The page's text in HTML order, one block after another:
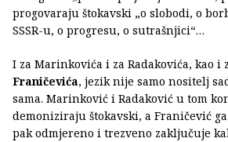
progovaraju štokavski „o slobodi, o
SSSR-u, o progresu, o sutrašnjici“…
I za Marinkovića i za Radakovića, kao i
Franičevića, jezik nije samo nositelj
sama. Marinković i Radaković u tom
demoniziraju štokavski, a Franičević
pak odmjereno i trezveno zaključuje